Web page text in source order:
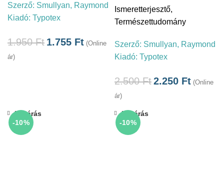
Szerző: Smullyan, Raymond
Kiadó: Typotex
1.950Ft 1.755 Ft (Online
ár)
Ismeretterjesztő,
Természettudomány
Szerző: Smullyan, Raymond
Kiadó: Typotex
2.500Ft2.250 Ft (Online
ár)
-10%
Bezárás
-10%
Bezárás